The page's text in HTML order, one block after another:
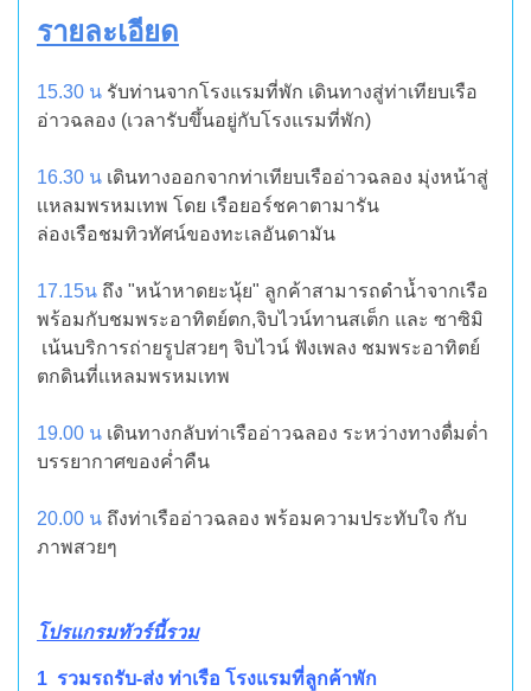
รายละเอียด
15.30 น รับท่านจากโรงแรมที่พัก เดินทางสู่ท่าเทียบเรือ
อ่าวฉลอง (เวลารับขึ้นอยู่กับโรงแรมที่พัก)
16.30 น เดินทางออกจากท่าเทียบเรืออ่าวฉลอง มุ่งหน้าสู่
เเหลมพรหมเทพ โดย เรือยอร์ชคาตามารัน
ล่องเรือชมทิวทัศน์ของทะเลอันดามัน
17.15น ถึง "หน้าหาดยะนุ้ย" ลูกค้าสามารถดำน้ำจากเรือ
พร้อมกับชมพระอาทิตย์ตก,จิบไวน์ทานสเต็ก และ ซาซิมิ
เน้นบริการถ่ายรูปสวยๆ จิบไวน์ ฟังเพลง ชมพระอาทิตย์
ตกดินที่เเหลมพรหมเทพ
19.00 น เดินทางกลับท่าเรืออ่าวฉลอง ระหว่างทางดื่มด่ำ
บรรยากาศของค่ำคืน
20.00 น ถึงท่าเรืออ่าวฉลอง พร้อมความประทับใจ กับ
ภาพสวยๆ
โปรแกรมทัวร์นี้รวม
1 รวมรถรับ-ส่ง ท่าเรือ โรงแรมที่ลูกค้าพัก